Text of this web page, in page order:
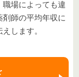
職場によっても違
師の平均年収に
します。